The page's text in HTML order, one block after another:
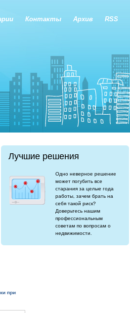
Контакты Архив RSS
Лучшие решения
Одно неверное решение
может погубить все
старания за целые года
работы, зачем брать на
себя такой риск?
Доверьтесь нашим
профессиональным
советам по вопросам о
недвижимости.
при